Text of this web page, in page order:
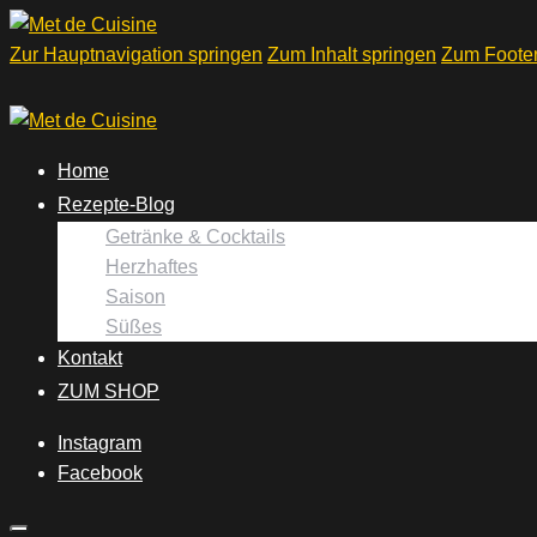
Zur Hauptnavigation springen Zum Inhalt springen Zum
Home
Rezepte-Blog
Getränke & Cocktails
Herzhaftes
Saison
Süßes
Kontakt
ZUM SHOP
Instagram
Facebook